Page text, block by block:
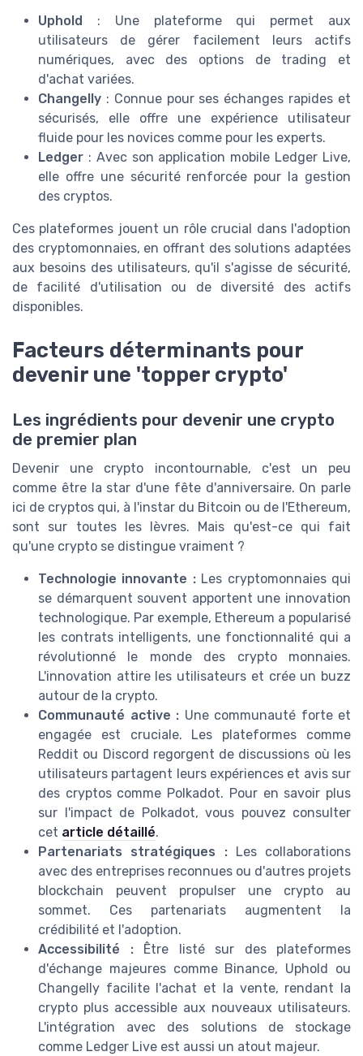
Uphold : Une plateforme qui permet aux
utilisateurs de gérer facilement leurs actifs
numériques, avec des options de trading et
d'achat variées.
Changelly : Connue pour ses échanges rapides et
sécurisés, elle offre une expérience utilisateur
fluide pour les novices comme pour les experts.
Ledger : Avec son application mobile Ledger Live,
elle offre une sécurité renforcée pour la gestion
des cryptos.
Ces plateformes jouent un rôle crucial dans l'adoption
des cryptomonnaies, en offrant des solutions adaptées
aux besoins des utilisateurs, qu'il s'agisse de sécurité,
de facilité d'utilisation ou de diversité des actifs
disponibles.
Facteurs déterminants pour
devenir une 'topper crypto'
Les ingrédients pour devenir une crypto
de premier plan
Devenir une crypto incontournable, c'est un peu
comme être la star d'une fête d'anniversaire. On parle
ici de cryptos qui, à l'instar du Bitcoin ou de l'Ethereum,
sont sur toutes les lèvres. Mais qu'est-ce qui fait
qu'une crypto se distingue vraiment ?
Technologie innovante :Les cryptomonnaies qui
se démarquent souvent apportent une innovation
technologique. Par exemple, Ethereum a popularisé
les contrats intelligents, une fonctionnalité qui a
révolutionné le monde des crypto monnaies.
L'innovation attire les utilisateurs et crée un buzz
autour de la crypto.
Communauté active : Une communauté forte et
engagée est cruciale. Les plateformes comme
Reddit ou Discord regorgent de discussions où les
utilisateurs partagent leurs expériences et avis sur
des cryptos comme Polkadot. Pour en savoir plus
sur l'impact de Polkadot, vous pouvez consulter
cet article détaillé.
Partenariats stratégiques :Les collaborations
avec des entreprises reconnues ou d'autres projets
blockchain peuvent propulser une crypto au
sommet. Ces partenariats augmentent la
crédibilité et l'adoption.
Accessibilité :Être listé sur des plateformes
d'échange majeures comme Binance, Uphold ou
Changelly facilite l'achat et la vente, rendant la
crypto plus accessible aux nouveaux utilisateurs.
L'intégration avec des solutions de stockage
comme Ledger Live est aussi un atout majeur.